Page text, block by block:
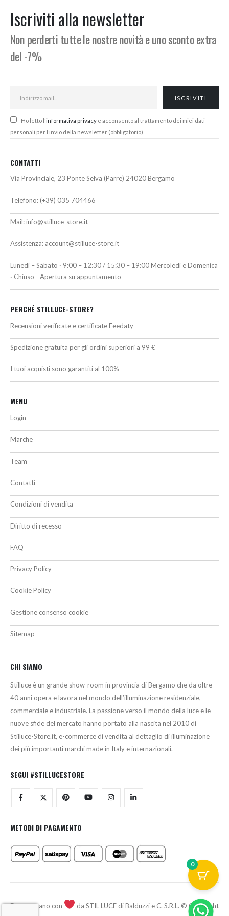
a
2.744,00€
Iscriviti alla newsletter
Non perderti tutte le nostre novità e uno sconto extra
del -7%
Ho letto l'informativa privacy e acconsento al trattamento dei miei dati
personali per l’invio della newsletter (obbligatorio)
CONTATTI
Via Provinciale, 23 Ponte Selva (Parre) 24020 Bergamo
Telefono: (+39) 035 704466
Mail:info@stilluce-store.it
Assistenza: account@stilluce-store.it
Lunedì – Sabato · 9:00 – 12:30 / 15:30 – 19:00 Mercoledì e Domenica
· Chiuso - Apertura su appuntamento
PERCHÉ STILLUCE-STORE?
Recensioni verificate e certificate Feedaty
Spedizione gratuita per gli ordini superiori a 99 €
I tuoi acquisti sono garantiti al 100%
MENU
Login
Marche
Team
Contatti
Condizioni di vendita
Diritto di recesso
FAQ
Privacy Policy
Cookie Policy
Gestione consenso cookie
Sitemap
CHI SIAMO
Stilluce è un grande show-room in provincia di Bergamo che da oltre
40 anni opera e lavora nel mondo dell’illuminazione residenziale,
commerciale e industriale. La passione verso il mondo della luce e le
nuove sfide del mercato hanno portato alla nascita nel 2010 di
Stilluce-Store.it, e-commerce di vendita al dettaglio di illuminazione
dei più importanti marchi made in Italy e internazionali.
SEGUI #STILLUCESTORE
METODI DI PAGAMENTO
Fatto a mano con
da STIL LUCE di Balduzzi e C. S.R.L. © Copyright
0